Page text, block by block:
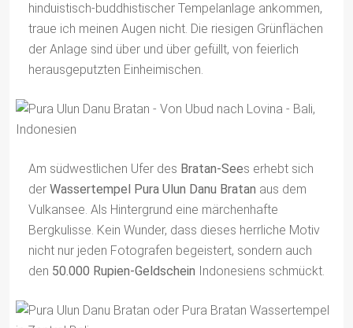
hinduistisch-buddhistischer Tempelanlage ankommen,
traue ich meinen Augen nicht. Die riesigen Grünflächen
der Anlage sind über und über gefüllt, von feierlich
herausgeputzten Einheimischen.
Am südwestlichen Ufer des Bratan-Sees erhebt sich
der Wassertempel Pura Ulun Danu Bratan aus dem
Vulkansee. Als Hintergrund eine märchenhafte
Bergkulisse. Kein Wunder, dass dieses herrliche Motiv
nicht nur jeden Fotografen begeistert, sondern auch
den 50.000 Rupien-Geldschein Indonesiens schmückt.